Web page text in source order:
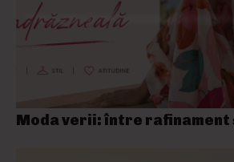
Moda verii: între rafinament